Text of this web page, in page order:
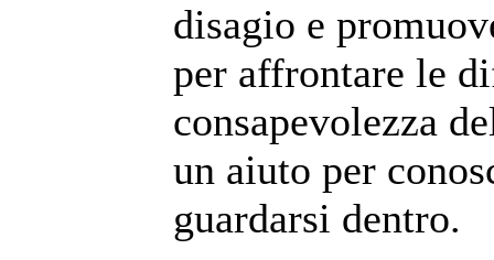
disagio e
per affrontare le
consapevolezza
un aiuto per
guardarsi dentro.